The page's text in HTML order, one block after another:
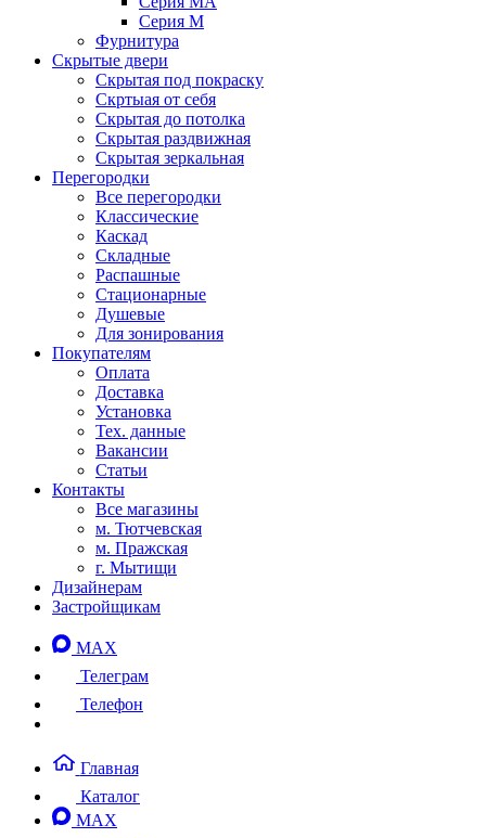
Серия M
Фурнитура
Скрытые двери
Скрытая под покраску
Скртыая от себя
Скрытая до потолка
Скрытая раздвижная
Скрытая зеркальная
Перегородки
Все перегородки
Классические
Каскад
Складные
Распашные
Стационарные
Душевые
Для зонирования
Покупателям
Оплата
Доставка
Установка
Тех. данные
Вакансии
Статьи
Контакты
Все магазины
м. Тютчевская
м. Пражская
г. Мытищи
Дизайнерам
Застройщикам
MAX
Телеграм
Телефон
Главная
Каталог
MAX